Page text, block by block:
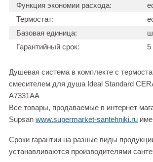
Функция экономии расхода:
Термостат:
Базовая единица:
Гарантийный срок:
5
Душевая система в комплекте с
смесителем для душа Ideal Standard
A7331AA
Все товары, продаваемые в интернет
Supsan www.supermarket-santehniki.ru
Сроки гарантии на разные виды
устанавливаются производителями